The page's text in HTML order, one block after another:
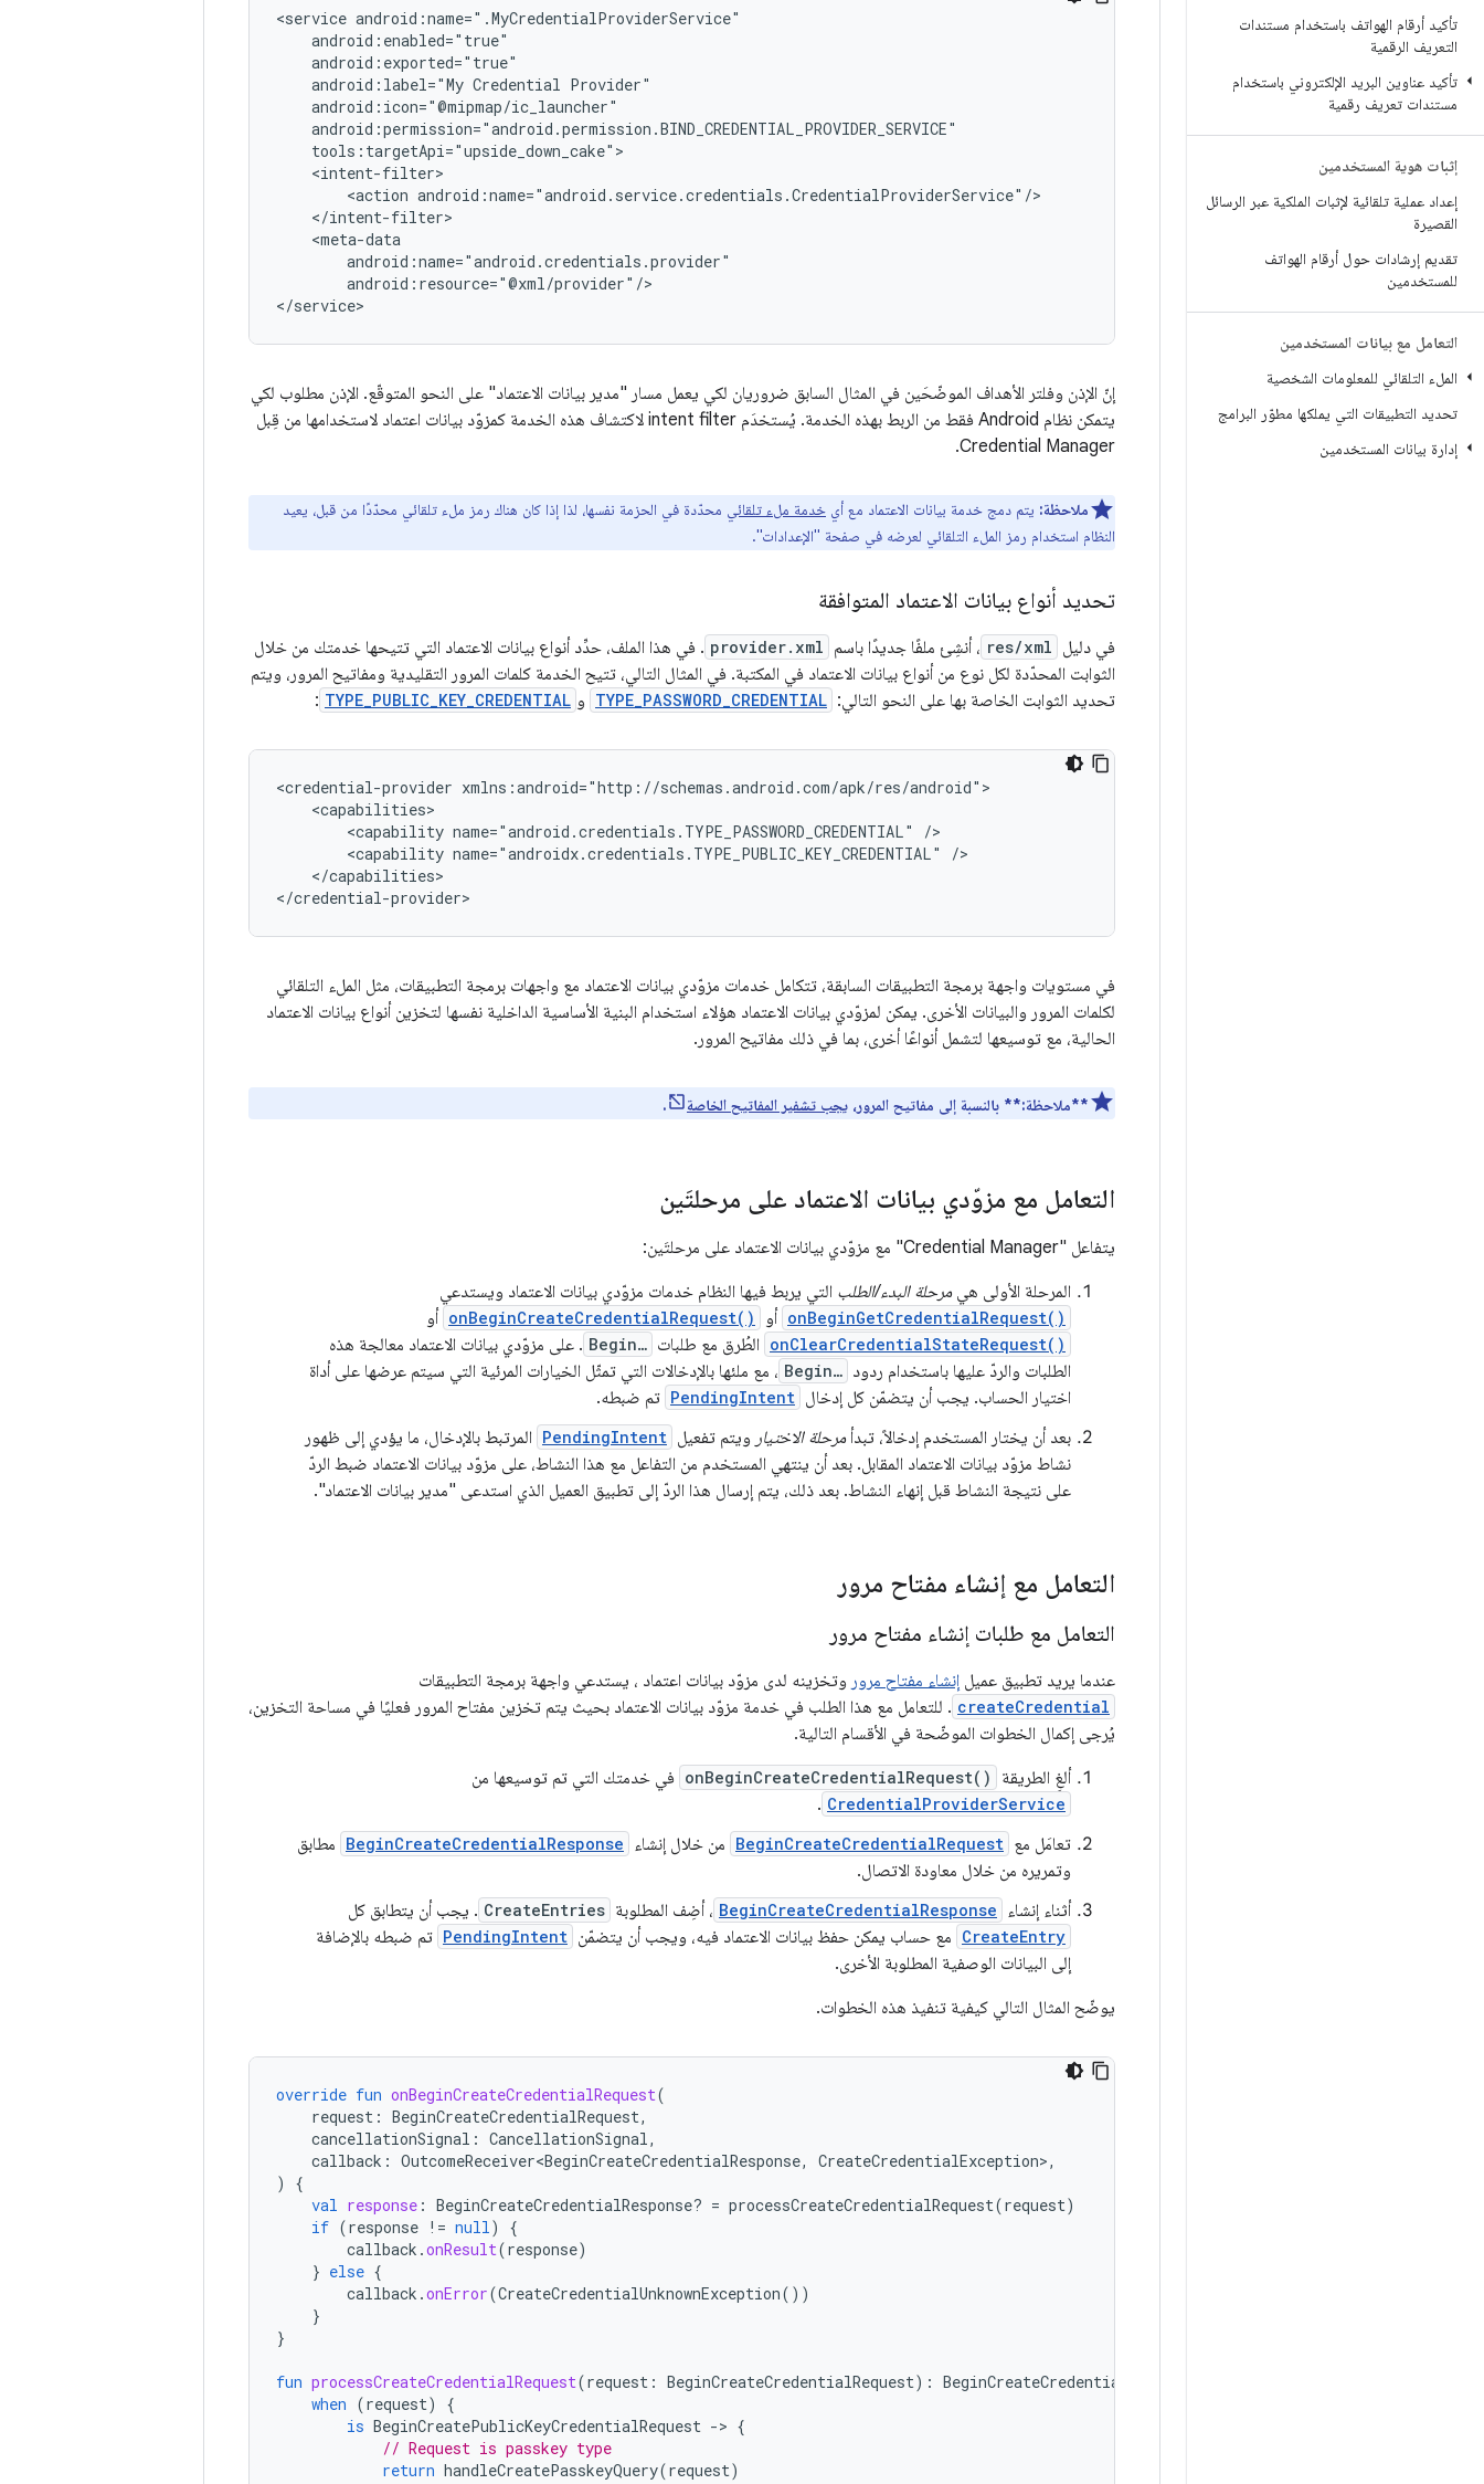
تأكيد أرقام الهواتف باستخدام مستندات
التعريف الرقمية
تأكيد عناوين البريد الإلكتروني باستخدام
مستندات تعريف رقمية
إثبات هوية المستخدمين
إعداد عملية تلقائية لإثبات الملكية عبر الرسائل
القصيرة
تقديم إرشادات حول أرقام الهواتف
للمستخدمين
التعامل مع بيانات المستخدمين
الملء التلقائي للمعلومات الشخصية
تحديد التطبيقات التي يملكها مطوّر البرامج
إدارة بيانات المستخدمين
<service
android:label="My Credential
<action
android:resource="@xml/provider"/>
إنّ الإذن وفلتر الأهداف الموضّحَين في المثال السابق ضروريان لكي يعمل مسار "مدير بيانات الاعتماد" على النحو المتوقّع. الإذن مطلوب لكي
يتمكن نظام Android فقط من الربط بهذه الخدمة. يُستخدَم intent filter لاكتشاف هذه الخدمة كمزوّد بيانات اعتماد لاستخدامها من قِبل
Credential Manager.
ملاحظة: يتم دمج خدمة بيانات الاعتماد مع أي خدمة ملء تلقائي محدّدة في الحزمة نفسها، لذا إذا كان هناك رمز ملء تلقائي محدّدًا من قبل، يعيد
النظام استخدام رمز الملء التلقائي لعرضه في صفحة "الإعدادات".
تحديد أنواع بيانات الاعتماد المتوافقة
في دليل res/xml ، أنشِئ ملفًا جديدًا باسم provider.xml . في هذا الملف، حدِّد أنواع بيانات الاعتماد التي تتيحها خدمتك من خلال
الثوابت المحدّدة لكل نوع من أنواع بيانات الاعتماد في المكتبة. في المثال التالي، تتيح الخدمة كلمات المرور التقليدية ومفاتيح المرور، ويتم
تحديد الثوابت الخاصة بها على النحو التالي: TYPE_PASSWORD_CREDENTIAL و TYPE_PUBLIC_KEY_CREDENTIAL
:
<credential-provider
<capability name="android.credentials.TYPE_PASSWORD_CREDENTIAL"
<capability name="androidx.credentials.TYPE_PUBLIC_KEY_CREDENTIAL"
</capabilities>
في مستويات واجهة برمجة التطبيقات السابقة، تتكامل خدمات مزوّدي بيانات الاعتماد مع واجهات برمجة التطبيقات، مثل الملء التلقائي
لكلمات المرور والبيانات الأخرى. يمكن لمزوّدي بيانات الاعتماد هؤلاء استخدام البنية الأساسية الداخلية نفسها لتخزين أنواع بيانات الاعتماد
الحالية، مع توسيعها لتشمل أنواعًا أخرى، بما في ذلك مفاتيح المرور.
**ملاحظة:** بالنسبة إلى مفاتيح المرور، يجب تشفير المفاتيح الخاصة .
التعامل مع مزوّدي بيانات الاعتماد على مرحلتَين
يتفاعل "Credential Manager" مع مزوّدي بيانات الاعتماد على مرحلتَين:
المرحلة الأولى هي مرحلة البدء/الطلب التي يربط فيها النظام خدمات مزوّدي بيانات الاعتماد ويستدعي
onBeginGetCredentialRequest() أو onBeginCreateCredentialRequest() أو
onClearCredentialStateRequest() الطُرق مع طلبات Begin… . على مزوّدي بيانات الاعتماد معالجة هذه
الطلبات والردّ عليها باستخدام ردود Begin… ، مع ملئها بالإدخالات التي تمثّل الخيارات المرئية التي سيتم عرضها على أداة
اختيار الحساب. يجب أن يتضمّن كل إدخال PendingIntent تم ضبطه.
بعد أن يختار المستخدم إدخالاً، تبدأ مرحلة الاختيار ويتم تفعيل PendingIntent المرتبط بالإدخال، ما يؤدي إلى ظهور
نشاط مزوّد بيانات الاعتماد المقابل. بعد أن ينتهي المستخدم من التفاعل مع هذا النشاط، على مزوّد بيانات الاعتماد ضبط الردّ
على نتيجة النشاط قبل إنهاء النشاط. بعد ذلك، يتم إرسال هذا الردّ إلى تطبيق العميل الذي استدعى "مدير بيانات الاعتماد".
التعامل مع إنشاء مفتاح مرور
التعامل مع طلبات إنشاء مفتاح مرور
عندما يريد تطبيق عميل إنشاء مفتاح مرور وتخزينه لدى مزوّد بيانات اعتماد ، يستدعي واجهة برمجة التطبيقات
createCredential . للتعامل مع هذا الطلب في خدمة مزوّد بيانات الاعتماد بحيث يتم تخزين مفتاح المرور فعليًا في مساحة التخزين،
يُرجى إكمال الخطوات الموضّحة في الأقسام التالية.
ألغِ الطريقة
onBeginCreateCredentialRequest() في خدمتك التي تم توسيعها من
CredentialProviderService
.
تعامَل مع BeginCreateCredentialRequest من خلال إنشاء BeginCreateCredentialResponse مطابق
وتمريره من خلال معاودة الاتصال.
أثناء إنشاء BeginCreateCredentialResponse ، أضِف المطلوبة CreateEntries . يجب أن يتطابق كل
CreateEntry مع حساب يمكن حفظ بيانات الاعتماد فيه، ويجب أن يتضمّن PendingIntent تم ضبطه بالإضافة
إلى البيانات الوصفية المطلوبة الأخرى.
يوضّح المثال التالي كيفية تنفيذ هذه الخطوات.
override fun onBeginCreateCredentialRequest(
request : BeginCreateCredentialRequest,
cancellationSignal : CancellationSignal,
callback : OutcomeReceiver<BeginCreateCredentialResponse, CreateCredentialException>,
)
{
val response : BeginCreateCredentialResponse? = processCreateCredentialRequest(request)
if (response != null)
{
callback .onResult(response)
} else {
callback .onError(CreateCredentialUnknownException())
}
}
fun processCreateCredentialRequest(request : BeginCreateCredentialRequest): BeginCreateCredentialResponse?
when (request)
{
is BeginCreatePublicKeyCredentialRequest -> {
// Request is passkey type
return handleCreatePasskeyQuery(request)